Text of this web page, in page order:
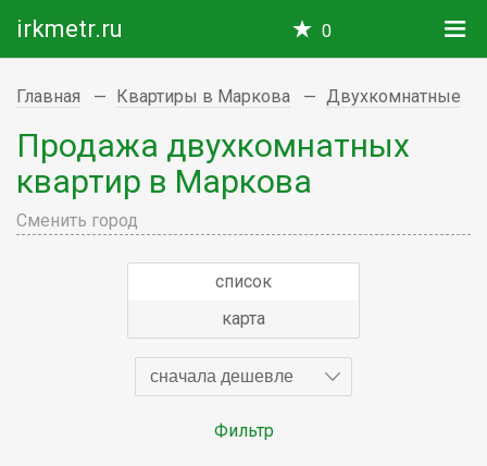
irkmetr.ru 0
Главная Квартиры в Маркова Двухкомнатные
Продажа двухкомнатных
квартир в Маркова
Сменить город
список
карта
сначала дешевле
Фильтр